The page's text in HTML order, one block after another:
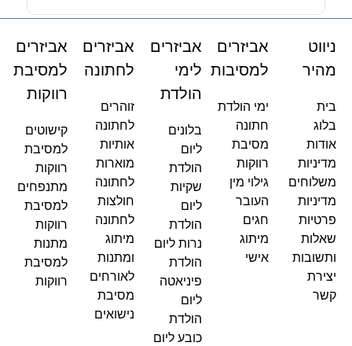
ניווט
מהיר
בית
בלוג
אודות
מדיניות
משלוחים
מדיניות
פרטיות
שאלות
ותשובות
יצירת
קשר
אביזרים
למסיבות
ימי הולדת
חתונה
מסיבת
רווקות
גילוי מין
העובר
חגים
מיתוג
אישי
אביזרים
לימי
הולדת
בלונים
ליום
הולדת
שקיות
ליום
הולדת
נרות ליום
הולדת
פיניאטה
ליום
הולדת
כובע ליום
אביזרים
לחתונה
זוהרים
לחתונה
אותיות
מוארות
לחתונה
חולצות
לחתונה
מיתוג
ומתנות
לאורחים
מסיבת
נישואים
אביזרים
למסיבת
רווקות
קישוטים
למסיבת
רווקות
מתנפחים
למסיבת
רווקות
מתנות
למסיבת
רווקות